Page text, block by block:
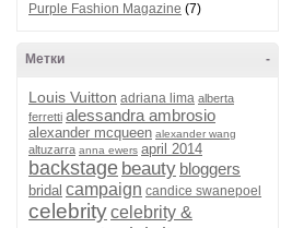
Purple Fashion Magazine (7)
-
Метки
Louis Vuitton adriana lima alberta
ferretti alessandra ambrosio
alexander mcqueen alexander wang
altuzarra anna ewers april 2014
backstage beauty bloggers
bridal campaign candice swanepoel
celebritycelebrity &